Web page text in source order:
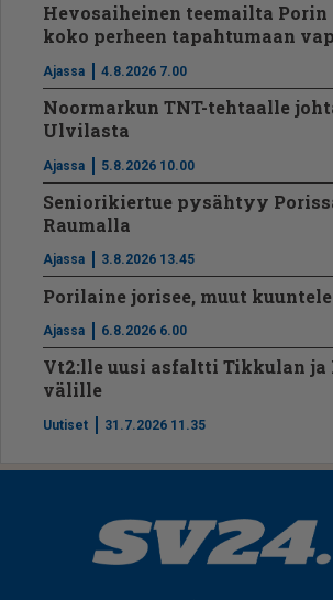
Hevosaiheinen teemailta Porin
koko perheen tapahtumaan
Ajassa 4.8.2026 7.00
Noormarkun TNT-tehtaalle
Ulvilasta
Ajassa 5.8.2026 10.00
Seniorikiertue pysähtyy
Raumalla
Ajassa 3.8.2026 13.45
Porilaine jorisee, muut
Ajassa 6.8.2026 6.00
Vt2:lle uusi asfaltti Tikkulan ja
välille
Uutiset 31.7.2026 11.35